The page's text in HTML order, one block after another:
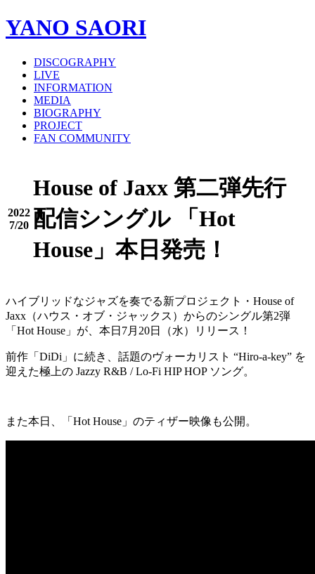
YANO SAORI
DISCOGRAPHY
LIVE
INFORMATION
MEDIA
BIOGRAPHY
PROJECT
FAN COMMUNITY
2022
7/20
House of Jaxx 第二弾先行
配信シングル 「Hot
House」本日発売！
ハイブリッドなジャズを奏でる新プロジェクト・House of
Jaxx（ハウス・オブ・ジャックス）からのシングル第2弾
「Hot House」が、本日7月20日（水）リリース！
前作「DiDi」に続き、話題のヴォーカリスト “Hiro-a-key” を
迎えた極上の Jazzy R&B / Lo-Fi HIP HOP ソング。
また本日、「Hot House」のティザー映像も公開。